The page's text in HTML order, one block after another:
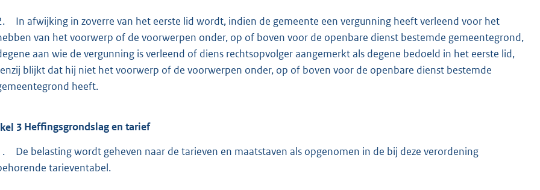
In afwijking in zoverre van het eerste lid wordt, indien de gemeente een vergunning heeft verleend voor het
van het voorwerp of de voorwerpen onder, op of boven voor de openbare dienst bestemde gemeentegrond,
aan wie de vergunning is verleend of diens rechtsopvolger aangemerkt als degene bedoeld in het eerste lid,
blijkt dat hij niet het voorwerp of de voorwerpen onder, op of boven voor de openbare dienst bestemde
heeft.
3 Heffingsgrondslag en tarief
De belasting wordt geheven naar de tarieven en maatstaven als opgenomen in de bij deze verordening
tarieventabel.